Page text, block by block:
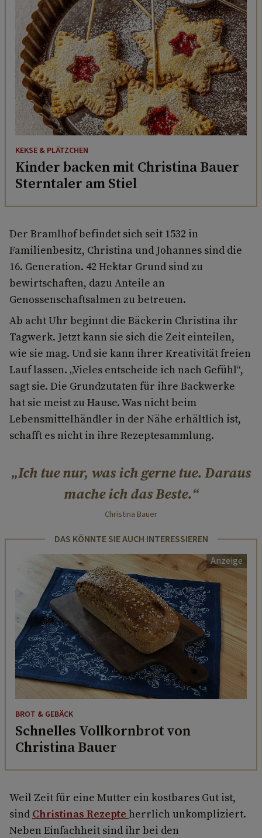
KEKSE & PLÄTZCHEN
Kinder backen mit Christina Bauer
Sterntaler am Stiel
Der Bramlhof befindet sich seit 1532 in
Familienbesitz, Christina und Johannes sind die
16. Generation. 42 Hektar Grund sind zu
bewirtschaften, dazu Anteile an
Genossenschaftsalmen zu betreuen.
Ab acht Uhr beginnt die Bäckerin Chris­tina ihr
Tagwerk. Jetzt kann sie sich die Zeit einteilen,
wie sie mag. Und sie kann ihrer Kreativität freien
Lauf lassen. „Vieles entscheide ich nach Gefühl“,
sagt sie. Die Grundzutaten für ihre Backwerke
hat sie meist zu Hause. Was nicht beim
Lebensmittelhändler in der Nähe erhältlich ist,
schafft es nicht in ihre Rezeptesammlung.
Ich tue nur, was ich gerne tue. Daraus
mache ich das Beste.
Christina Bauer
DAS KÖNNTE SIE AUCH INTERESSIEREN
BROT & GEBÄCK
Schnelles Vollkornbrot von
Christina Bauer
Weil Zeit für eine Mutter ein kostbares Gut ist,
sind Christinas Rezepte herrlich unkom­pliziert.
Neben Einfachheit sind ihr bei den